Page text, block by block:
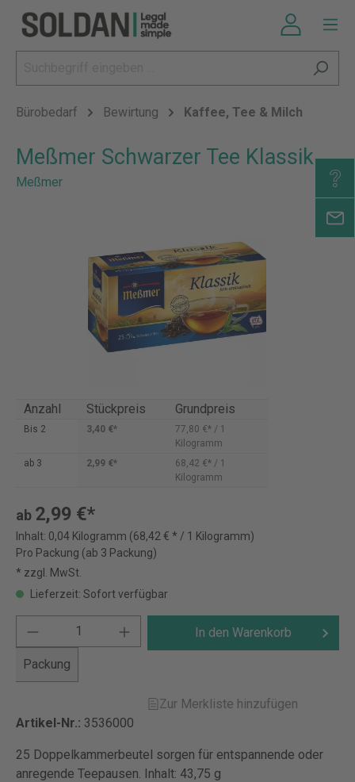
Bürobedarf Bewirtung Kaffee, Tee & Milch
Meßmer Schwarzer Tee Klassik
Meßmer
Anzahl Stückpreis Grundpreis
Bis 2 3,40 €*
77,80 €* / 1
Kilogramm
ab 3 2,99 €*
68,42 €* / 1
Kilogramm
ab 2,99 €*
Inhalt: 0,04 Kilogramm (68,42 € * / 1 Kilogramm)
Pro Packung (ab 3 Packung)
* zzgl. MwSt.
Lieferzeit: Sofort verfügbar
Packung
In den Warenkorb
Zur Merkliste hinzufügen
Artikel-Nr.: 3536000
25 Doppelkammerbeutel sorgen für entspannende oder
anregende Teepausen. Inhalt: 43,75 g